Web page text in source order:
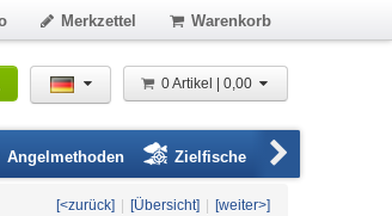
Merkzettel Warenkorb
0 Artikel | 0,00
Angelmethoden Zielfische
[<zurück] [Übersicht] [weiter>]